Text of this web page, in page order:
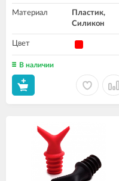
Материал
Пластик,
Силикон
Цвет
В наличии